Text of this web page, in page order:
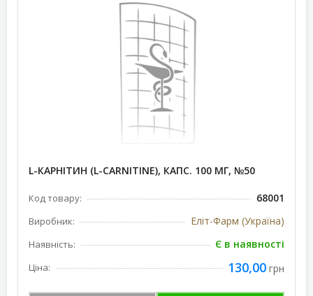
L-КАРНІТИН (L-CARNITINE), КАПС. 100 МГ, №50
Код товару: 68001
Виробник: Еліт-Фарм (Україна)
Наявність: Є в наявності
Ціна: 130,00 грн